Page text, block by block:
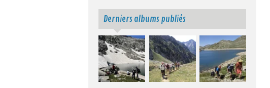
Derniers albums publiés